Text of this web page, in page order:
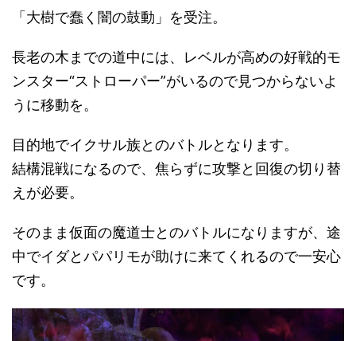
「大樹で蠢く闇の鼓動」を受注。
長老の木までの道中には、レベルが高めの好戦的モ
ンスター“ストローパー”がいるので見つからないよ
うに移動を。
目的地でイクサル族とのバトルとなります。
結構混戦になるので、焦らずに攻撃と回復の切り替
えが必要。
そのまま仮面の魔道士とのバトルになりますが、途
中でイダとパパリモが助けに来てくれるので一安心
です。